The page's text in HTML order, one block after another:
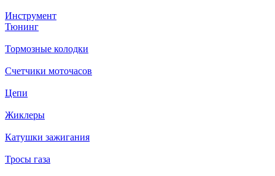
Инструмент
Тюнинг
Тормозные колодки
Счетчики моточасов
Цепи
Жиклеры
Катушки зажигания
Тросы газа